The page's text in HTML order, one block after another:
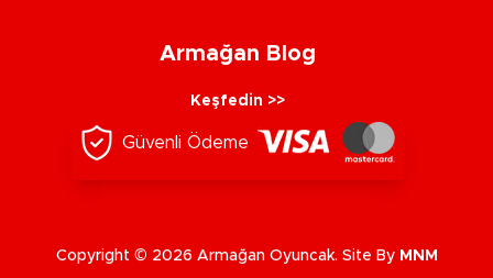
Armağan Blog
Keşfedin >>
Güvenli Ödeme
Copyright © 2026 Armağan Oyuncak. Site By MNM